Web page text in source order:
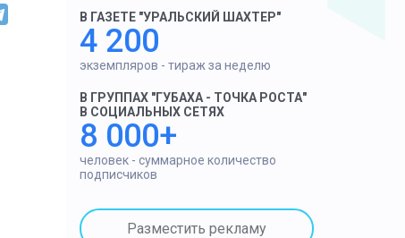
В ГАЗЕТЕ "УРАЛЬСКИЙ ШАХТЕР"
4 200
экземпляров - тираж за неделю
В ГРУППАХ "ГУБАХА - ТОЧКА РОСТА"
В СОЦИАЛЬНЫХ СЕТЯХ
8 000+
человек - суммарное количество
подписчиков
Разместить рекламу